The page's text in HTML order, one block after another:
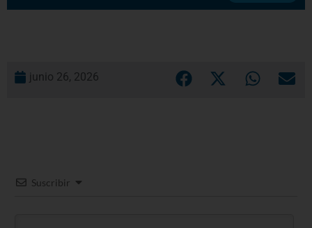
junio 26, 2026
Suscribir